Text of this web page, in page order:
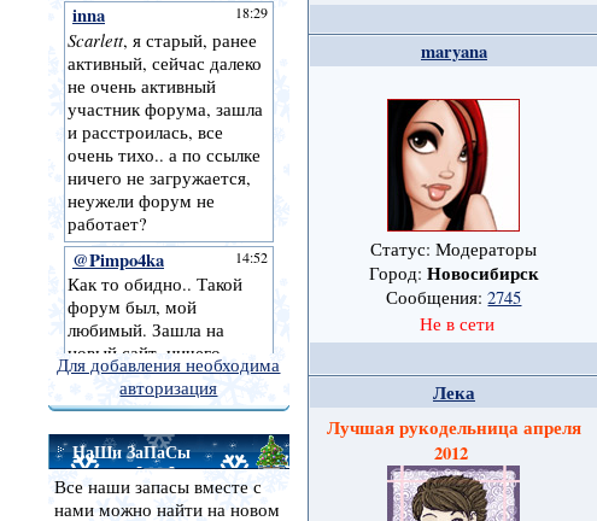
Для добавления необходима
авторизация
НаШи ЗаПаСы
Все наши запасы вместе с
нами можно найти на новом
maryana
Статус: Модераторы
Город: Новосибирск
Сообщения:2745
Не в сети
Лека
Лучшая рукодельница апреля
2012